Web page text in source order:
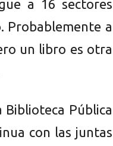
a 16 sectores
Probablemente a
un libro es otra
Biblioteca Pública
con las juntas